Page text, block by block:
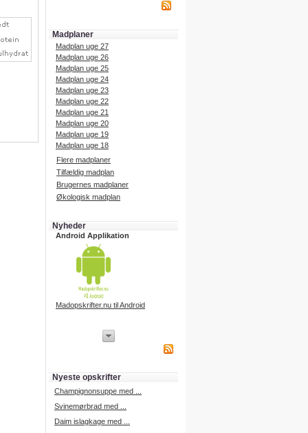
Madplaner
Madplan uge 27
Madplan uge 26
Madplan uge 25
Madplan uge 24
Madplan uge 23
Madplan uge 22
Madplan uge 21
Madplan uge 20
Madplan uge 19
Madplan uge 18
Flere madplaner
Tilfældig madplan
Brugernes madplaner
Økologisk madplan
Nyheder
Android Applikation
Madopskrifter.nu til Android
iPhone udvikling
Nyeste opskrifter
Champignonsuppe med ...
Svinemørbrad med ...
Daim islagkage med ...